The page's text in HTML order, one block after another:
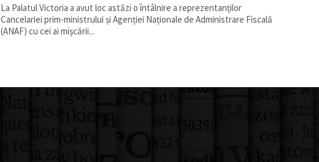
La Palatul Victoria a avut loc astăzi o întâlnire a reprezentanților
Cancelariei prim-ministrului și Agenției Naționale de Administrare Fiscală
(ANAF) cu cei ai mișcării...